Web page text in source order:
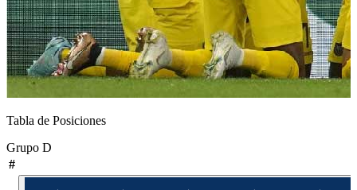
Tabla de Posiciones
Grupo D
#